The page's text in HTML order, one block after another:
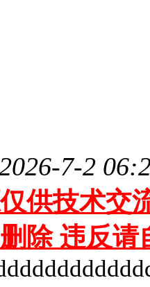
7-2
供技术交
除 违反